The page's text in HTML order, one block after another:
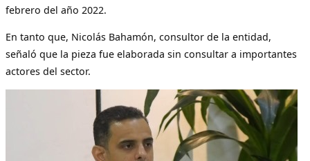
febrero del año 2022.
En tanto que, Nicolás Bahamón, consultor de la entidad,
señaló que la pieza fue elaborada sin consultar a importantes
actores del sector.